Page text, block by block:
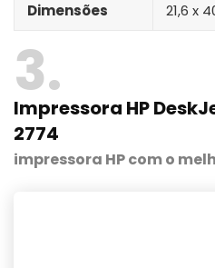
Dimensões 21,6 x
3
Impressora HP
2774
impressora HP com o